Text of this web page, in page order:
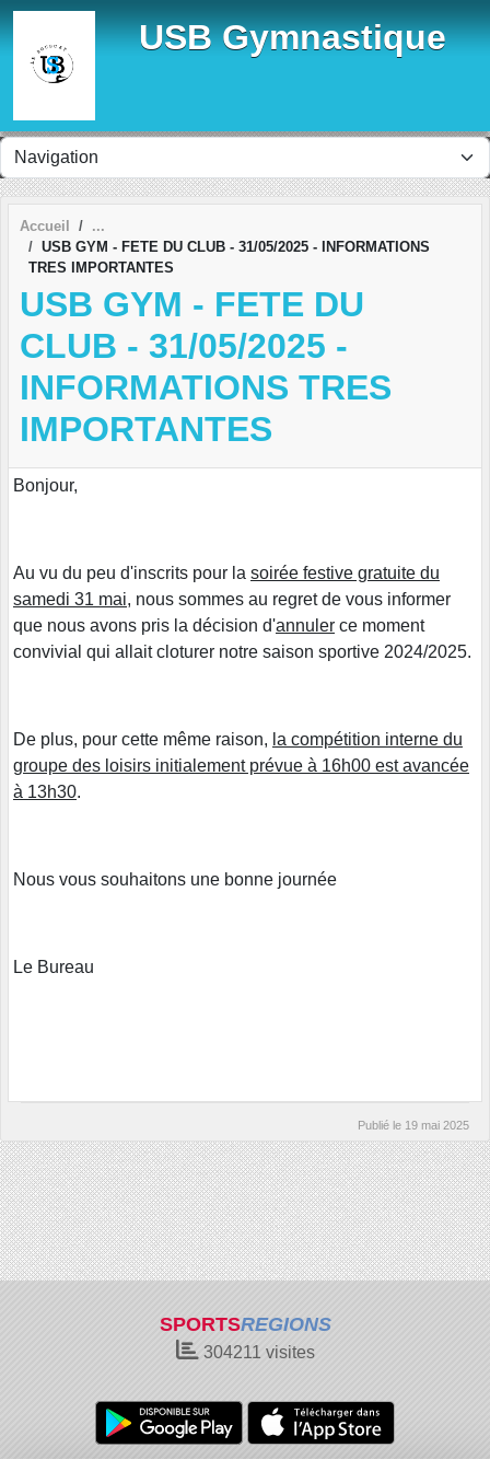
USB Gymnastique
Accueil
USB GYM - FETE DU CLUB - 31/05/2025 - INFORMATIONS
TRES IMPORTANTES
USB GYM - FETE DU
CLUB - 31/05/2025 -
INFORMATIONS TRES
IMPORTANTES
Bonjour,
Au vu du peu d'inscrits pour la soirée festive gratuite du
samedi 31 mai, nous sommes au regret de vous informer
que nous avons pris la décision d'annuler ce moment
convivial qui allait cloturer notre saison sportive 2024/2025.
De plus, pour cette même raison, la compétition interne du
groupe des loisirs initialement prévue à 16h00 est avancée
à 13h30.
Nous vous souhaitons une bonne journée
Le Bureau
Publié le 19 mai 2025
SPORTSREGIONS
304211 visites
Panneau de gestion des cookies